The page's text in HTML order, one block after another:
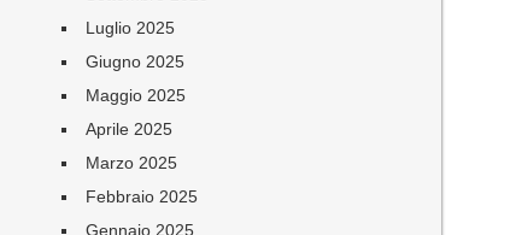
Luglio 2025
Giugno 2025
Maggio 2025
Aprile 2025
Marzo 2025
Febbraio 2025
Gennaio 2025